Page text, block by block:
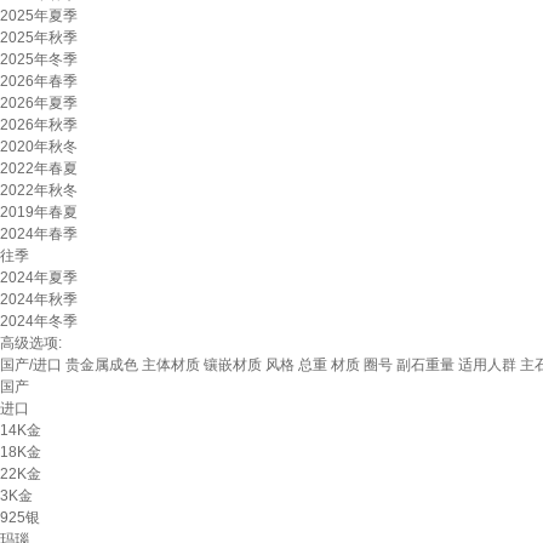
2025年夏季
2025年秋季
2025年冬季
2026年春季
2026年夏季
2026年秋季
2020年秋冬
2022年春夏
2022年秋冬
2019年春夏
2024年春季
往季
2024年夏季
2024年秋季
2024年冬季
高级选项:
国产/进口 贵金属成色 主体材质 镶嵌材质 风格 总重 材质 圈号 副石重量 适用人群 主
国产
进口
14K金
18K金
22K金
3K金
925银
玛瑙